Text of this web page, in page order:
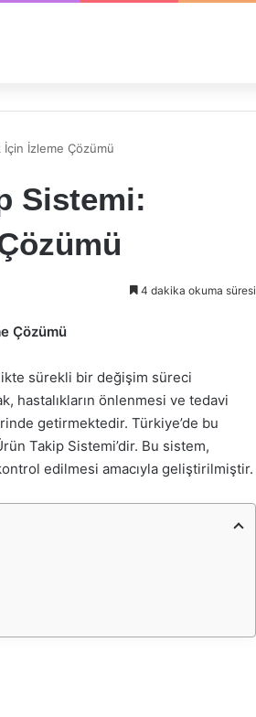
İçin İzleme Çözümü
Sistemi:
4 dakika okuma süresi
Çözümü
sürekli bir değişim süreci
hastalıkların önlenmesi ve tedavi
getirmektedir. Türkiye’de bu
Takip Sistemi’dir. Bu sistem,
edilmesi amacıyla geliştirilmiştir.